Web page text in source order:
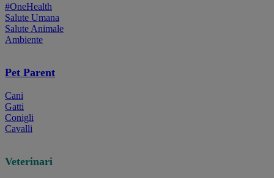
#OneHealth
Salute Umana
Salute Animale
Ambiente
Pet Parent
Cani
Gatti
Conigli
Cavalli
Veterinari